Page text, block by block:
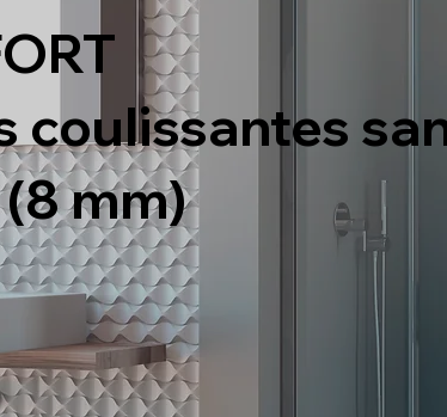
coulissantes
(8 mm)